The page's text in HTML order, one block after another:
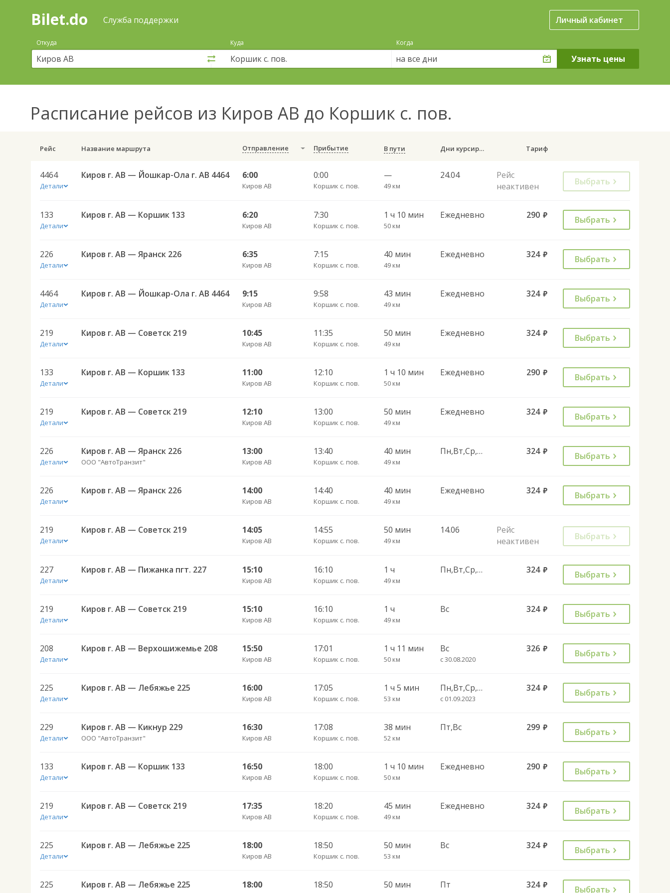
Поиск
покупка
билетов
автобус
онлайн
Bilet.do Служба поддержки Личный кабинет
Откуда Куда Когда
на все дни
Расписание рейсов из Киров АВ до Коршик с. пов.
Рейс Название маршрута Отправление Прибытие В пути Дни курсирования Тариф
4464
Детали
Киров г. АВ — Йошкар-Ола г. АВ 4464 6:00
Киров АВ
0:00
Коршик с. пов.
—
49 км
24.04
Рейс
неактивен
Выбрать
133
Детали
Киров г. АВ — Коршик 133 6:20
Киров АВ
7:30
Коршик с. пов.
1 ч 10 мин
50 км
Ежедневно 290 руб. Выбрать
226
Детали
Киров г. АВ — Яранск 226 6:35
Киров АВ
7:15
Коршик с. пов.
40 мин
49 км
Ежедневно 324 руб. Выбрать
4464
Детали
Киров г. АВ — Йошкар-Ола г. АВ 4464 9:15
Киров АВ
9:58
Коршик с. пов.
43 мин
49 км
Ежедневно 324 руб. Выбрать
219
Детали
Киров г. АВ — Советск 219 10:45
Киров АВ
11:35
Коршик с. пов.
50 мин
49 км
Ежедневно 324 руб. Выбрать
133
Детали
Киров г. АВ — Коршик 133 11:00
Киров АВ
12:10
Коршик с. пов.
1 ч 10 мин
50 км
Ежедневно 290 руб. Выбрать
219
Детали
Киров г. АВ — Советск 219 12:10
Киров АВ
13:00
Коршик с. пов.
50 мин
49 км
Ежедневно 324 руб. Выбрать
226
Детали
Киров г. АВ — Яранск 226
ООО "АвтоТранзит"
13:00
Киров АВ
13:40
Коршик с. пов.
40 мин
49 км
Пн,Вт,Ср,Чт,Пт 324 руб. Выбрать
226
Детали
Киров г. АВ — Яранск 226 14:00
Киров АВ
14:40
Коршик с. пов.
40 мин
49 км
Ежедневно 324 руб. Выбрать
219
Детали
Киров г. АВ — Советск 219 14:05
Киров АВ
14:55
Коршик с. пов.
50 мин
49 км
14.06
Рейс
неактивен
Выбрать
227
Детали
Киров г. АВ — Пижанка пгт. 227 15:10
Киров АВ
16:10
Коршик с. пов.
1 ч
49 км
Пн,Вт,Ср,Чт,Пт,Сб 324 руб. Выбрать
219
Детали
Киров г. АВ — Советск 219 15:10
Киров АВ
16:10
Коршик с. пов.
1 ч
49 км
Вс 324 руб. Выбрать
208
Детали
Киров г. АВ — Верхошижемье 208 15:50
Киров АВ
17:01
Коршик с. пов.
1 ч 11 мин
50 км
Вс
с 30.08.2020
326 руб. Выбрать
225
Детали
Киров г. АВ — Лебяжье 225 16:00
Киров АВ
17:05
Коршик с. пов.
1 ч 5 мин
53 км
Пн,Вт,Ср,Чт
с 01.09.2023
324 руб. Выбрать
229
Детали
Киров г. АВ — Кикнур 229
ООО "АвтоТранзит"
16:30
Киров АВ
17:08
Коршик с. пов.
38 мин
52 км
Пт,Вс 299 руб. Выбрать
133
Детали
Киров г. АВ — Коршик 133 16:50
Киров АВ
18:00
Коршик с. пов.
1 ч 10 мин
50 км
Ежедневно 290 руб. Выбрать
219
Детали
Киров г. АВ — Советск 219 17:35
Киров АВ
18:20
Коршик с. пов.
45 мин
49 км
Ежедневно 324 руб. Выбрать
225
Детали
Киров г. АВ — Лебяжье 225 18:00
Киров АВ
18:50
Коршик с. пов.
50 мин
53 км
Вс 324 руб. Выбрать
225 Киров г. АВ — Лебяжье 225 18:00 18:50 50 мин Пт 324 руб. Выбрать